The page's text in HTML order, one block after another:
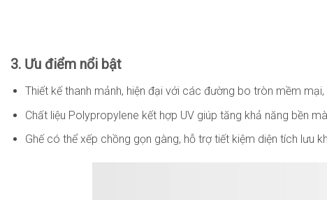
3. Ưu điểm nổi bật
Thiết kế thanh mảnh, hiện đại với các đường bo tròn mềm
Chất liệu Polypropylene kết hợp UV giúp tăng khả năng bền
Ghế có thể xếp chồng gọn gàng, hỗ trợ tiết kiệm diện tích lưu